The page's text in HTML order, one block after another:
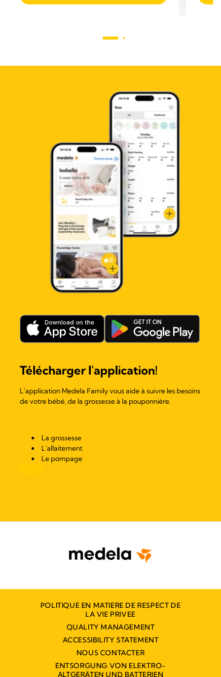
Télécharger l'application!
L'application Medela Family vous aide à suivre les besoins
de votre bébé, de la grossesse à la pouponnière.
La grossesse
L'allaitement
Le pompage
POLITIQUE EN MATIERE DE RESPECT DE
LA VIE PRIVEE
QUALITY MANAGEMENT
ACCESSIBILITY STATEMENT
NOUS CONTACTER
ENTSORGUNG VON ELEKTRO-
ALTGERÄTEN UND BATTERIEN